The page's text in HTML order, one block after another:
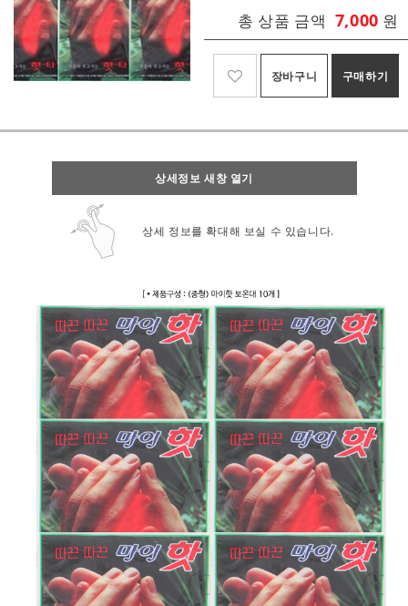
총 상품 금액 7,000 원
장바구니 구매하기
상세정보 새창 열기
상세 정보를 확대해 보실 수 있습니다.